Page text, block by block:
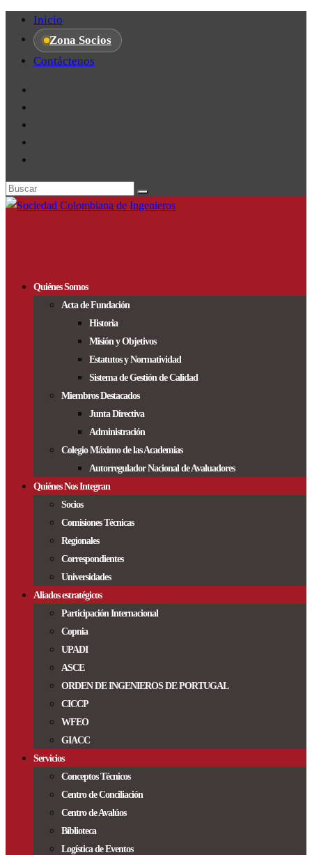
Inicio
Zona Socios
Contáctenos
Quiénes Somos
Acta de Fundación
Historia
Misión y Objetivos
Estatutos y Normatividad
Sistema de Gestión de Calidad
Miembros Destacados
Junta Directiva
Administración
Colegio Máximo de las Academias
Autorregulador Nacional de Avaluadores
Quiénes Nos Integran
Socios
Comisiones Técnicas
Regionales
Correspondientes
Universidades
Aliados estratégicos
Participación Internacional
Copnia
UPADI
ASCE
ORDEN DE INGENIEROS DE PORTUGAL
CICCP
WFEO
GIACC
Servicios
Conceptos Técnicos
Centro de Conciliación
Centro de Avalúos
Biblioteca
Logística de Eventos